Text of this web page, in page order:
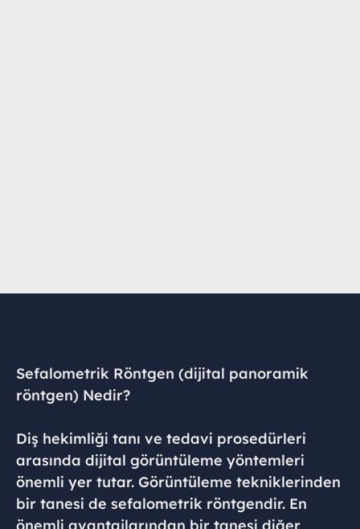
Sefalometrik Röntgen (dijital panoramik
röntgen) Nedir?
Diş hekimliği tanı ve tedavi prosedürleri
arasında dijital görüntüleme yöntemleri
önemli yer tutar. Görüntüleme tekniklerinden
bir tanesi de sefalometrik röntgendir. En